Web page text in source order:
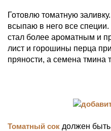
Готовлю томатную
всыпаю в него все
стал более ароматным и
лист и горошины перца
пряности, а семена тмина
Томатный сок должен